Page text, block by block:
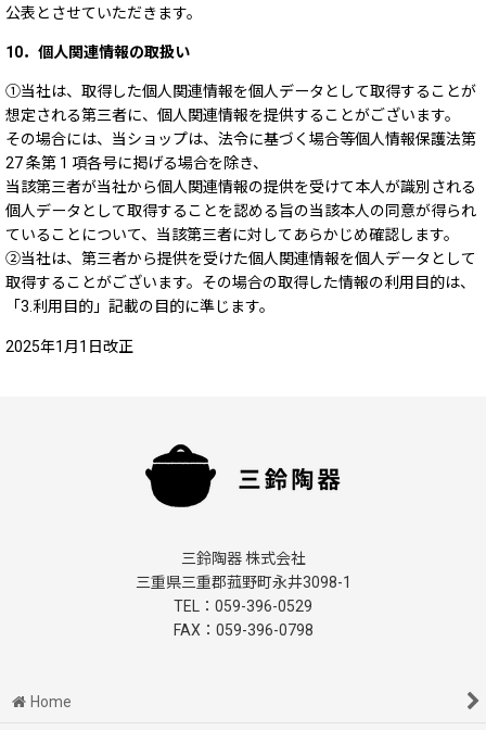
公表とさせていただきます。
10．個人関連情報の取扱い
①当社は、取得した個人関連情報を個人データとして取得することが
想定される第三者に、個人関連情報を提供することがございます。
その場合には、当ショップは、法令に基づく場合等個人情報保護法第
27 条第 1 項各号に掲げる場合を除き、
当該第三者が当社から個人関連情報の提供を受けて本人が識別される
個人データとして取得することを認める旨の当該本人の同意が得られ
ていることについて、当該第三者に対してあらかじめ確認します。
②当社は、第三者から提供を受けた個人関連情報を個人データとして
取得することがございます。その場合の取得した情報の利用目的は、
「3.利用目的」記載の目的に準じます。
2025年1月1日改正
三鈴陶器 株式会社
三重県三重郡菰野町永井3098-1
TEL：059-396-0529
FAX：059-396-0798
Home